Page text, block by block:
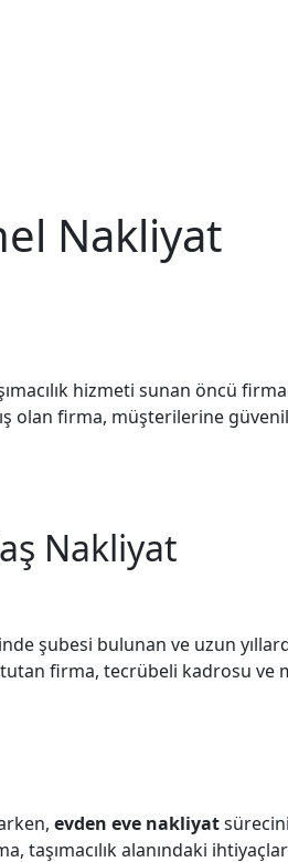
Nakliyat
hizmeti sunan öncü
olan firma, müşterilerine
Nakliyat
şubesi bulunan ve uzun
firma, tecrübeli kadrosu ve
evden eve nakliyat
alanındaki